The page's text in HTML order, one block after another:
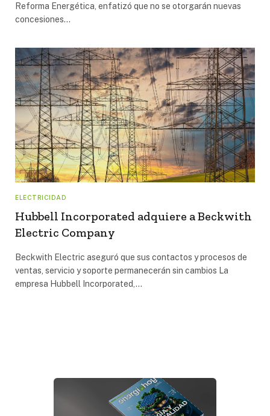
Reforma Energética, enfatizó que no se otorgarán nuevas
concesiones…
ELECTRICIDAD
Hubbell Incorporated adquiere a Beckwith
Electric Company
Beckwith Electric aseguró que sus contactos y procesos de
ventas, servicio y soporte permanecerán sin cambios La
empresa Hubbell Incorporated,…